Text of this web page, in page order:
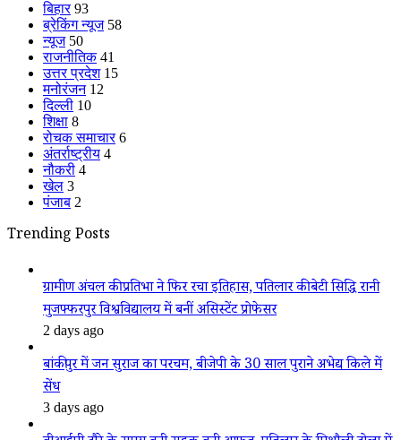
बिहार 93
ब्रेकिंग न्यूज 58
न्यूज 50
राजनीतिक 41
उत्तर प्रदेश 15
मनोरंजन 12
दिल्ली 10
शिक्षा 8
रोचक समाचार 6
अंतर्राष्ट्रीय 4
नौकरी 4
खेल 3
पंजाब 2
Trending Posts
ग्रामीण अंचल की प्रतिभा ने फिर रचा इतिहास, पतिलार की बेटी सिद्धि रानी
मुजफ्फरपुर विश्वविद्यालय में बनीं असिस्टेंट प्रोफेसर
2 days ago
बांकीपुर में जन सुराज का परचम, बीजेपी के 30 साल पुराने अभेद्य किले में
सेंध
3 days ago